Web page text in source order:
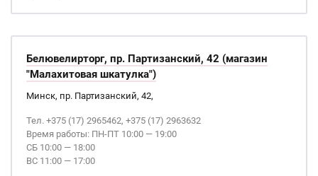
Белювелирторг, пр. Партизанский, 42 (магазин
"Малахитовая шкатулка")
Минск, пр. Партизанский, 42,
Тел. +375 (17) 2965462, +375 (17) 2963632
Время работы: ПН-ПТ 10:00 — 19:00
СБ 10:00 — 18:00
ВС 11:00 — 17:00